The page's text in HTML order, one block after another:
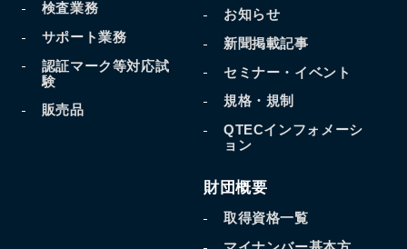
検査業務
サポート業務
認証マーク等対応試
験
販売品
お知らせ
新聞掲載記事
セミナー・イベント
規格・規制
QTECインフォメーシ
ョン
財団概要
取得資格一覧